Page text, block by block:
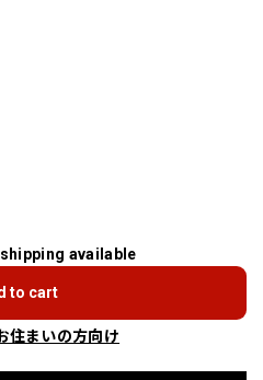
available
to cart
住まいの方向け